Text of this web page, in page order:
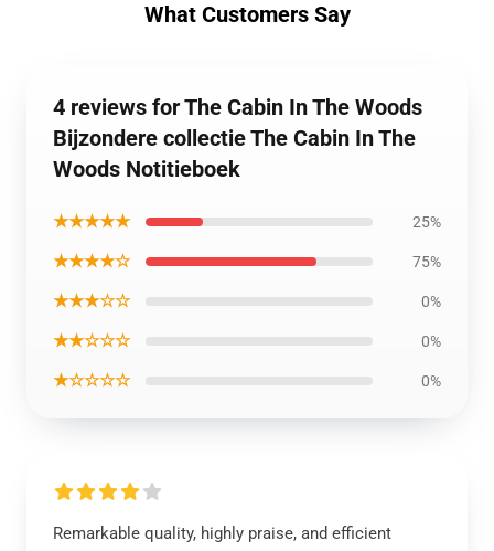
What Customers Say
4 reviews for The Cabin In The Woods
Bijzondere collectie The Cabin In The
Woods Notitieboek
★★★★★ 25%
★★★★☆ 75%
★★★☆☆ 0%
★★☆☆☆ 0%
★☆☆☆☆ 0%
Remarkable quality, highly praise, and efficient